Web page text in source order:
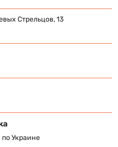
Стрельцов, 13
по Украине